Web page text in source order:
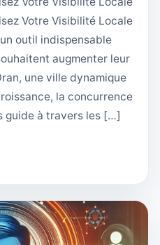
Votre Visibilité Locale
outil indispensable
augmenter leur
une ville dynamique
la concurrence
guide à travers les […]